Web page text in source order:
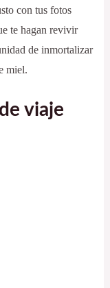
con tus fotos
te hagan revivir
de inmortalizar
miel.
viaje